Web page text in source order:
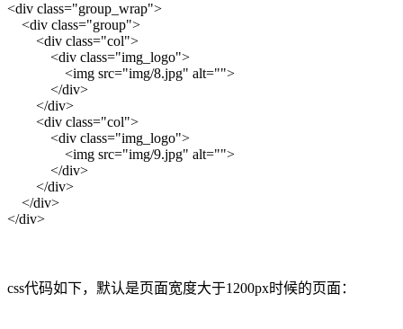
<div class="group_wrap">
<div class="group">
<div class="col">
<div class="img_logo">
<img src="img/8.jpg" alt="">
</div>
</div>
<div class="col">
<div class="img_logo">
<img src="img/9.jpg" alt="">
</div>
</div>
</div>
</div>
css代码如下，默认是页面宽度大于1200px时候的页面：